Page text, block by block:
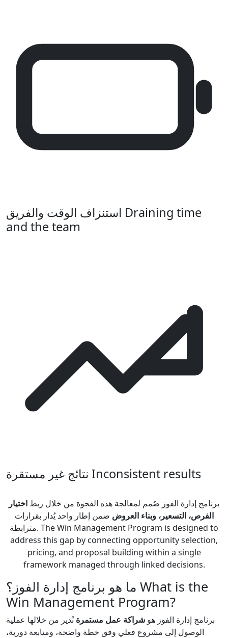
استنزاف الوقت والفريق Draining time
and the team
نتائج غير مستقرة Inconsistent results
برنامج إدارة الفوز صُمم لمعالجة هذه الفجوة من خلال ربط اختيار
الفرص، التسعير، وبناء العروض ضمن إطار واحد يُدار بقرارات
مترابطة. The Win Management Program is designed to
address this gap by connecting opportunity selection,
pricing, and proposal building within a single
framework managed through linked decisions.
ما هو برنامج إدارة الفوز؟ What is the
Win Management Program?
برنامج إدارة الفوز هو شراكة عمل مستمرةنُدير من خلالها عملية
الوصول إلى مشروع فعلي وفق خطة واضحة، ومتابعة دورية،